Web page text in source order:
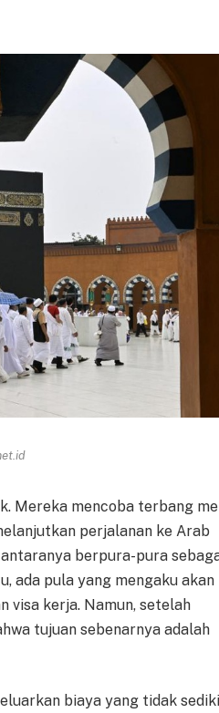
Mereka mencoba terbang
perjalanan ke Arab
berpura-pura
ada pula yang mengaku akan
visa kerja. Namun, setelah
tujuan sebenarnya adalah
biaya yang tidak